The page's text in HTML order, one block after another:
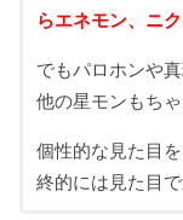
らエネモン、ニ
でもパロホンや
他の星モンもち
個性的な見た目
終的には見た目